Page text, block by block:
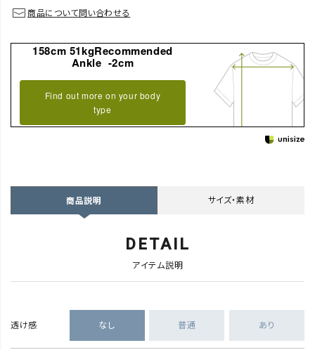
商品について問い合わせる
158cm 51kgRecommended
Ankle -2cm
Find out more on your body
type
商品説明 サイズ・素材
DETAIL
アイテム説明
透け感 なし 普通 あり